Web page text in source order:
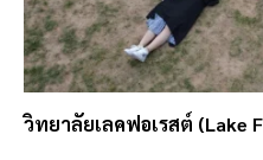
วิทยาลัยเลคฟอเรสต์ (Lake